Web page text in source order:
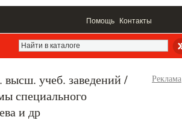
Помощь Контакты
высш. учеб. заведений /
специального
и др
Реклама